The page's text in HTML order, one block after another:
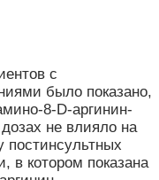
с
было показано,
8-D-аргинин-
не влияло на
постинсультных
в котором показана